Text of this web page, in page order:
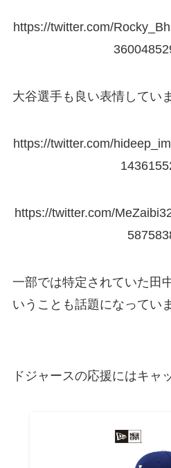
https://twitter.com/
大谷選手も良い表情してい
https://twitter.com/
https://twitter.com/
一部では特定されていた田
いうことも話題になってい
ドジャースの応援にはキャ